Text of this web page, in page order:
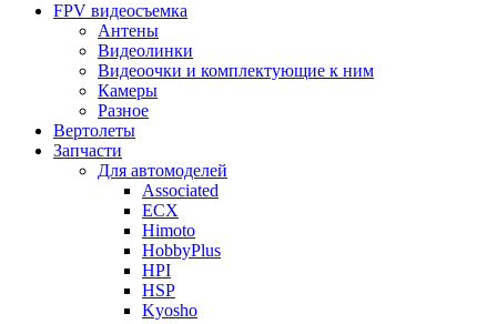
FPV видеосъемка
Антены
Видеолинки
Видеоочки и комплектующие к ним
Камеры
Разное
Вертолеты
Запчасти
Для автомоделей
Associated
ECX
Himoto
HobbyPlus
HPI
HSP
Kyosho